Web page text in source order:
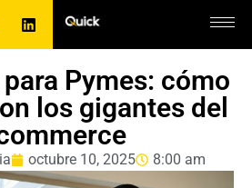
Pymes: cómo
los gigantes del
octubre 10, 2025 8:00 am